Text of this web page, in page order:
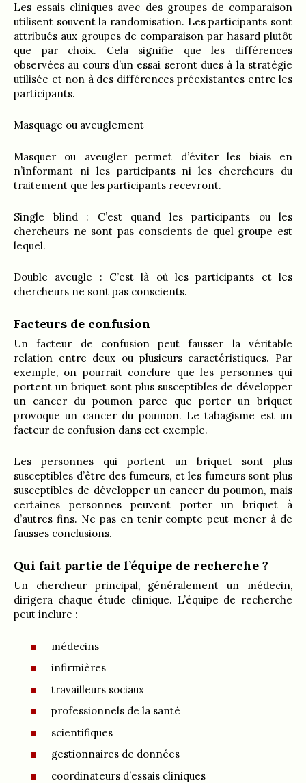
Les essais cliniques avec des groupes de comparaison
utilisent souvent la randomisation. Les participants sont
attribués aux groupes de comparaison par hasard plutôt
que par choix. Cela signifie que les différences
observées au cours d’un essai seront dues à la stratégie
utilisée et non à des différences préexistantes entre les
participants.
Masquage ou aveuglement
Masquer ou aveugler permet d’éviter les biais en
n’informant ni les participants ni les chercheurs du
traitement que les participants recevront.
Single blind : C’est quand les participants ou les
chercheurs ne sont pas conscients de quel groupe est
lequel.
Double aveugle : C’est là où les participants et les
chercheurs ne sont pas conscients.
Facteurs de confusion
Un facteur de confusion peut fausser la véritable
relation entre deux ou plusieurs caractéristiques. Par
exemple, on pourrait conclure que les personnes qui
portent un briquet sont plus susceptibles de développer
un cancer du poumon parce que porter un briquet
provoque un cancer du poumon. Le tabagisme est un
facteur de confusion dans cet exemple.
Les personnes qui portent un briquet sont plus
susceptibles d’être des fumeurs, et les fumeurs sont plus
susceptibles de développer un cancer du poumon, mais
certaines personnes peuvent porter un briquet à
d’autres fins. Ne pas en tenir compte peut mener à de
fausses conclusions.
Qui fait partie de l’équipe de recherche ?
Un chercheur principal, généralement un médecin,
dirigera chaque étude clinique. L’équipe de recherche
peut inclure :
médecins
infirmières
travailleurs sociaux
professionnels de la santé
scientifiques
gestionnaires de données
coordinateurs d’essais cliniques